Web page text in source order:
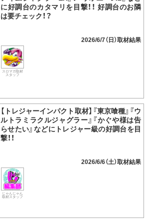
に好調台のカタマリを目撃！！ 好調台のお隣
は要チェック！？
2026/6/7（日）
スロマガ取材
スタッフ
【トレジャーインパクト取材】『東京喰種』『ウ
ルトラミラクルジャグラー』『かぐや様は告
らせたい』などにトレジャー級の好調台を目
撃！！
2026/6/6（土）
じゃんじゃん
取材スタッフ